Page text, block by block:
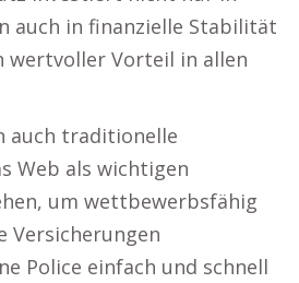
auch in finanzielle Stabilität
wertvoller Vorteil in allen
auch traditionelle
Web als wichtigen
um wettbewerbsfähig
Versicherungen
Police einfach und schnell